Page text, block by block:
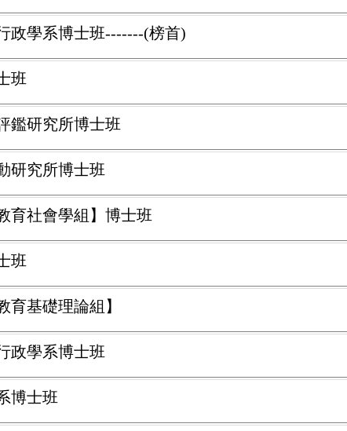
政學系博士班-------(榜首)
班
鑑研究所博士班
研究所博士班
育社會學組】博士班
班
基礎理論組】
政學系博士班
博士班